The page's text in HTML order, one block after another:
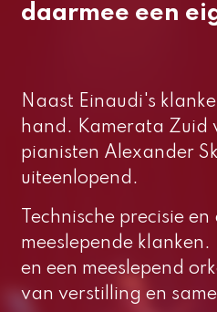
daarmee een
Naast Einaudi's
hand. Kamerata Zuid
pianisten Alexander
uiteenlopend.
Technische precisie
meeslepende klanken.
en een meeslepend
van verstilling en